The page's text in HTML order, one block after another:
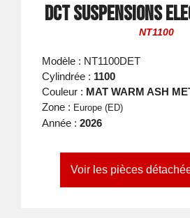
DCT suspensions
NT1100
Modèle : NT1100DET
Cylindrée : 1100
Couleur : MAT WARM ASH
Zone : Europe (ED)
Année : 2026
Voir les pièces